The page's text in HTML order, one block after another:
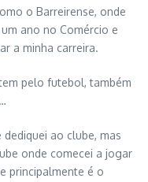
o Barreirense, onde
ano no Comércio e
a minha carreira.
pelo futebol, também
ao clube, mas
onde comecei a jogar
principalmente é o